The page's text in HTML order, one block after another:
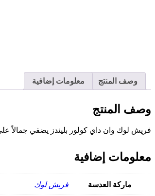
وصف المنتج معلومات إضافية
وصف المنتج
فريش لوك وان داي كولور بليندز يضفي جمالاً
معلومات إضافية
ماركة العدسة فريش لوك